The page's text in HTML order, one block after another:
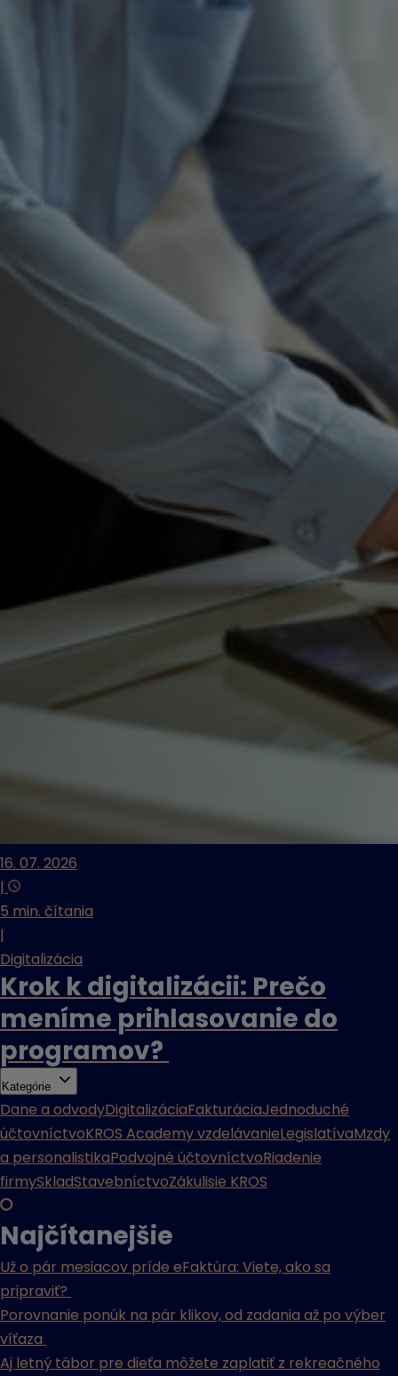
16. 07. 2026
|
5 min. čítania
|
Digitalizácia
Krok k digitalizácii: Prečo
meníme prihlasovanie do
programov?
Kategórie
Dane a odvodyDigitalizáciaFakturáciaJednoduché
účtovníctvoKROS Academy vzdelávanieLegislatívaMzdy
a personalistikaPodvojné účtovníctvoRiadenie
firmySkladStavebníctvoZákulisie KROS
Najčítanejšie
Už o pár mesiacov príde eFaktúra: Viete, ako sa
pripraviť?
Porovnanie ponúk na pár klikov, od zadania až po výber
víťaza
Aj letný tábor pre dieťa môžete zaplatiť z rekreačného